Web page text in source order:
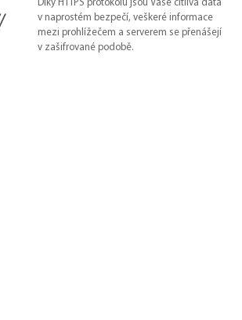
Díky HTTPS protokolu jsou Vaše citlivá data
v naprostém bezpečí, veškeré informace
mezi prohlížečem a serverem se přenášejí
v zašifrované podobě.